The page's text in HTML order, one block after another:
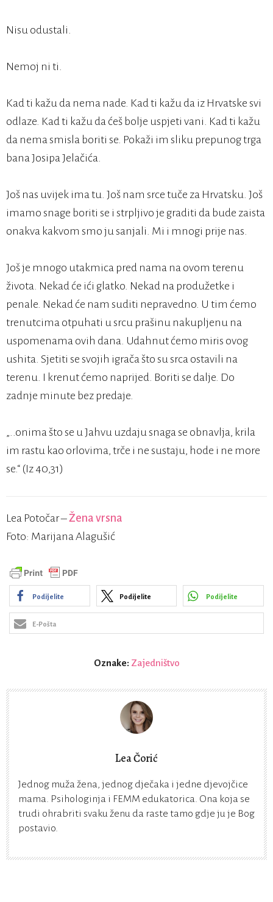
Nisu odustali.
Nemoj ni ti.
Kad ti kažu da nema nade. Kad ti kažu da iz Hrvatske svi
odlaze. Kad ti kažu da ćeš bolje uspjeti vani. Kad ti kažu
da nema smisla boriti se. Pokaži im sliku prepunog trga
bana Josipa Jelačića.
Još nas uvijek ima tu. Još nam srce tuče za Hrvatsku. Još
imamo snage boriti se i strpljivo je graditi da bude zaista
onakva kakvom smo ju sanjali. Mi i mnogi prije nas.
Još je mnogo utakmica pred nama na ovom terenu
života. Nekad će ići glatko. Nekad na produžetke i
penale. Nekad će nam suditi nepravedno. U tim ćemo
trenutcima otpuhati u srcu prašinu nakupljenu na
uspomenama ovih dana. Udahnut ćemo miris ovog
ushita. Sjetiti se svojih igrača što su srca ostavili na
terenu. I krenut ćemo naprijed. Boriti se dalje. Do
zadnje minute bez predaje.
„..onima što se u Jahvu uzdaju snaga se obnavlja, krila
im rastu kao orlovima, trče i ne sustaju, hode i ne more
se.“ (Iz 40,31)
Lea Potočar –Žena vrsna
Foto: Marijana Alagušić
Podijelite Podijelite Podijelite
E-Pošta
Oznake: Zajedništvo
Lea Čorić
Jednog muža žena, jednog dječaka i jedne djevojčice
mama. Psihologinja i FEMM edukatorica. Ona koja se
trudi ohrabriti svaku ženu da raste tamo gdje ju je Bog
postavio.